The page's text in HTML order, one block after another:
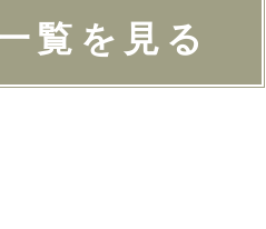
覧を見る